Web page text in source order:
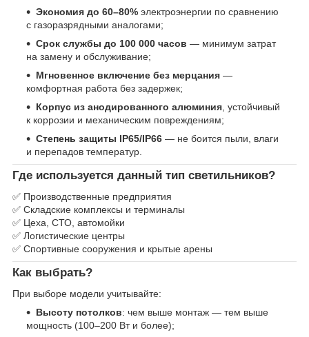
Экономия до 60–80% электроэнергии по сравнению
с газоразрядными аналогами;
Срок службы до 100 000 часов — минимум затрат
на замену и обслуживание;
Мгновенное включение без мерцания —
комфортная работа без задержек;
Корпус из анодированного алюминия, устойчивый
к коррозии и механическим повреждениям;
Степень защиты IP65/IP66 — не боится пыли, влаги
и перепадов температур.
Где используется данный тип светильников?
✅ Производственные предприятия
✅ Складские комплексы и терминалы
✅ Цеха, СТО, автомойки
✅ Логистические центры
✅ Спортивные сооружения и крытые арены
Как выбрать?
При выборе модели учитывайте:
Высоту потолков: чем выше монтаж — тем выше
мощность (100–200 Вт и более);